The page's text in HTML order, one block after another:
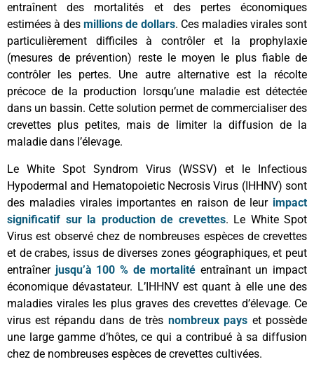
entraînent des mortalités et des pertes économiques
estimées à des millions de dollars. Ces maladies virales sont
particulièrement difficiles à contrôler et la prophylaxie
(mesures de prévention) reste le moyen le plus fiable de
contrôler les pertes. Une autre alternative est la récolte
précoce de la production lorsqu’une maladie est détectée
dans un bassin. Cette solution permet de commercialiser des
crevettes plus petites, mais de limiter la diffusion de la
maladie dans l’élevage.
Le White Spot Syndrom Virus (WSSV) et le Infectious
Hypodermal and Hematopoietic Necrosis Virus (IHHNV) sont
des maladies virales importantes en raison de leur impact
significatif sur la production de crevettes. Le White Spot
Virus est observé chez de nombreuses espèces de crevettes
et de crabes, issus de diverses zones géographiques, et peut
entraîner jusqu’à 100 % de mortalité entraînant un impact
économique dévastateur. L’IHHNV est quant à elle une des
maladies virales les plus graves des crevettes d’élevage. Ce
virus est répandu dans de très nombreux pays et possède
une large gamme d’hôtes, ce qui a contribué à sa diffusion
chez de nombreuses espèces de crevettes cultivées.